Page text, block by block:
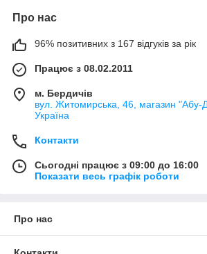
Про нас
96% позитивних з 167 відгуків за рік
Працює з 08.02.2011
м. Бердичів
вул. Житомирська, 46, магазин "Абу-
Україна
Контакти
Сьогодні працює з 09:00 до 16:00
Показати весь графік роботи
Про нас